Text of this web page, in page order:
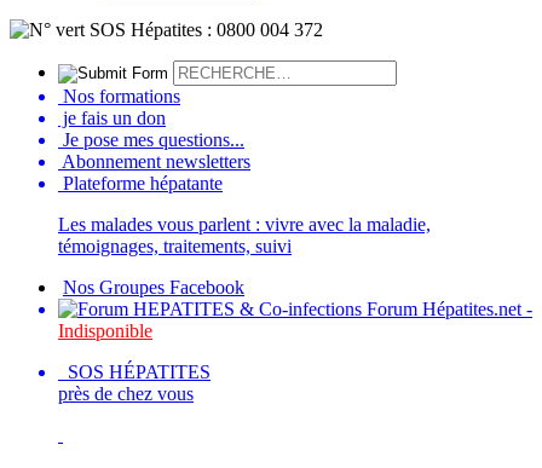
Nos formations
je fais un don
Je pose mes questions...
Abonnement newsletters
Plateforme hépatante
Les malades vous parlent : vivre avec la maladie,
témoignages, traitements, suivi
Nos Groupes Facebook
Forum Hépatites.net -
Indisponible
SOS HÉPATITES
près de chez vous